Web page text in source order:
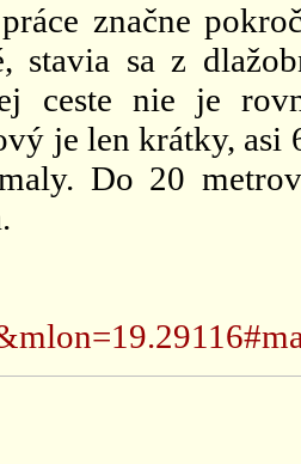
značne
stavia sa z
ceste nie je
je len krátky, asi
Do 20